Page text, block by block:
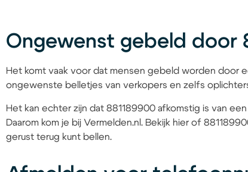
Ongewenst gebeld door
Het komt vaak voor dat mensen gebeld worden door
ongewenste belletjes van verkopers en zelfs
Het kan echter zijn dat 881189900 afkomstig is van
Daarom kom je bij Vermelden.nl. Bekijk hier of
gerust terug kunt bellen.